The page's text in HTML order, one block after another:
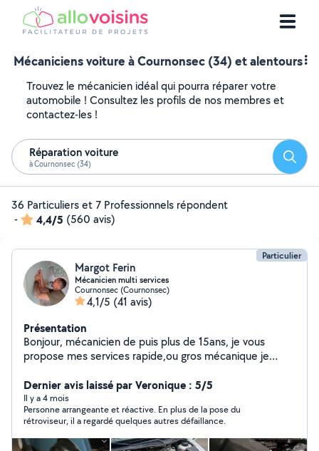
Mécaniciens voiture à Cournonsec (34) et alentours
Trouvez le mécanicien idéal qui pourra réparer votre
automobile ! Consultez les profils de nos membres et
contactez-les !
Réparation voiture
à Cournonsec (34)
36 Particuliers et 7 Professionnels répondent
-
4,4/5 (560 avis)
Particulier
Margot Ferin
Mécanicien multi services
Cournonsec (Cournonsec)
4,1/5 (41 avis)
Présentation
Bonjour, mécanicien de puis plus de 15ans, je vous
propose mes services rapide,ou gros mécanique je
de soirée, je peux me déplacer également, Diagnostic
voyant moteur Distribution Embrayage Amortisseur
Roulement Freinage ex Je vous propose aussi mes
services pour le montage de vos meubles,la plomberie,
l'électricité le nettoyage de façade et de votre toiture.
Dernier avis laissé par Veronique : 5/5
Il y a 4 mois
Personne arrangeante et réactive. En plus de la pose du
rétroviseur, il a regardé quelques autres défaillance.